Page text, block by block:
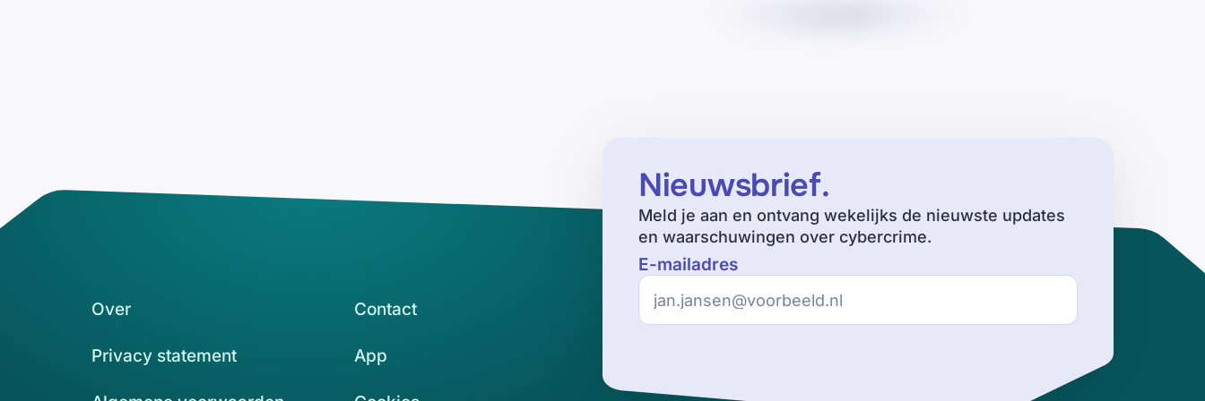
Nieuwsbrief.
Meld je aan en ontvang wekelijks de nieuwste updates
en waarschuwingen over cybercrime.
E-mailadres
Over Contact
Privacy statement App